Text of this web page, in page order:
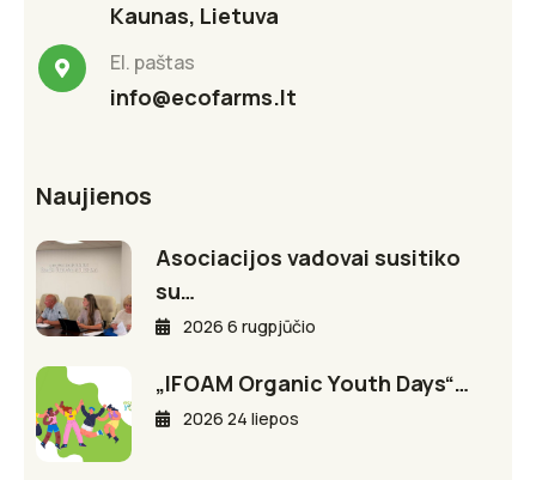
Kaunas, Lietuva
El. paštas
info@ecofarms.lt
Naujienos
Asociacijos vadovai susitiko
su…
2026 6 rugpjūčio
„IFOAM Organic Youth Days“…
2026 24 liepos